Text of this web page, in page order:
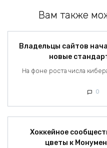
Вам также
Владельцы сайтов
новые
На фоне роста числа
0
Хоккейное
цветы к